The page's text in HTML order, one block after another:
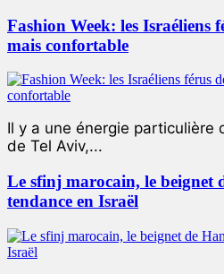
Fashion Week: les Israéliens
mais confortable
Il y a une énergie particulière
de Tel Aviv,...
Le sfinj marocain, le beignet
tendance en Israël